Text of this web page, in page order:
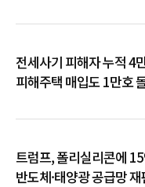
전세사기 피해자 누적
피해주택 매입도 1만호
트럼프, 폴리실리콘에
반도체·태양광 공급망